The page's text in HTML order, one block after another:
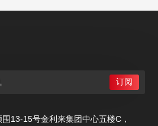
13-15号金利来集团中心五楼C，